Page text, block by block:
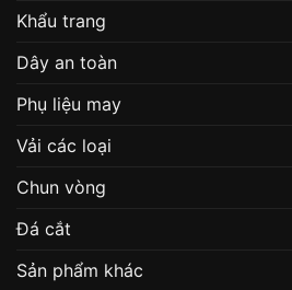
Khẩu trang
Dây an toàn
Phụ liệu may
Vải các loại
Chun vòng
Đá cắt
Sản phẩm khác